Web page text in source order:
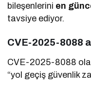
bileşenlerini en
tavsiye ediyor.
CVE-2025-8088
CVE-2025-8088
“yol geçiş güvenlik